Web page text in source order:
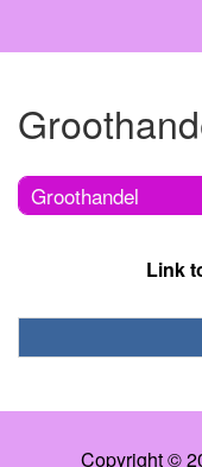
Groothandel
Link
Copyright ©